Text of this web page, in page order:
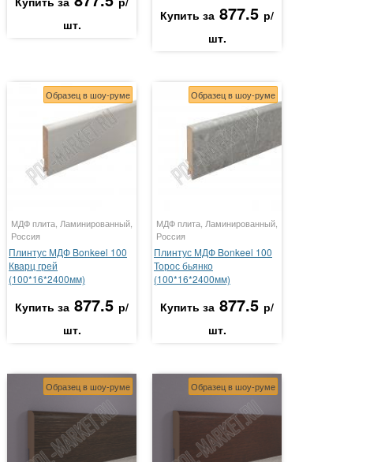
шт.
Купить за 877.5 р/
шт.
Образец в шоу-руме
МДФ плита, Ламинированный,
Россия
Плинтус МДФ Bonkeel 100
Кварц грей
(100*16*2400мм)
Купить за 877.5 р/
шт.
Образец в шоу-руме
МДФ плита, Ламинированный,
Россия
Плинтус МДФ Bonkeel 100
Торос бьянко
(100*16*2400мм)
Купить за 877.5 р/
шт.
Образец в шоу-руме Образец в шоу-руме